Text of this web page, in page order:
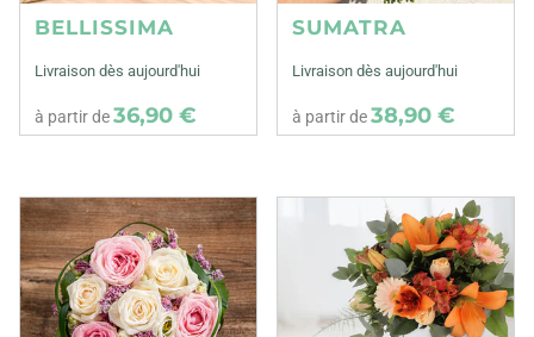
BELLISSIMA
Livraison dès aujourd'hui
à partir de36,90 €
SUMATRA
Livraison dès aujourd'hui
à partir de38,90 €